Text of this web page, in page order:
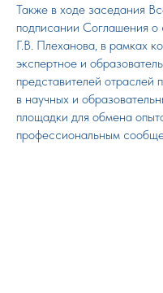
Также в ходе заседания
подписании Соглашения
Г.В. Плеханова, в рамках
экспертное и
представителей отраслей
в научных и
площадки для обмена
профессиональным